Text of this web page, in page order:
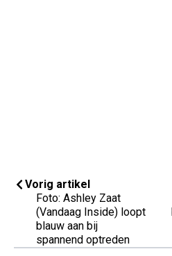
Vorig artikel
Foto: Ashley Zaat
(Vandaag Inside) loopt
blauw aan bij
spannend optreden